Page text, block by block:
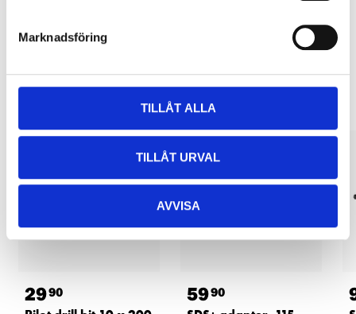
Marknadsföring
TILLÅT ALLA
TILLÅT URVAL
AVVISA
Other customers also bought
2990 5990